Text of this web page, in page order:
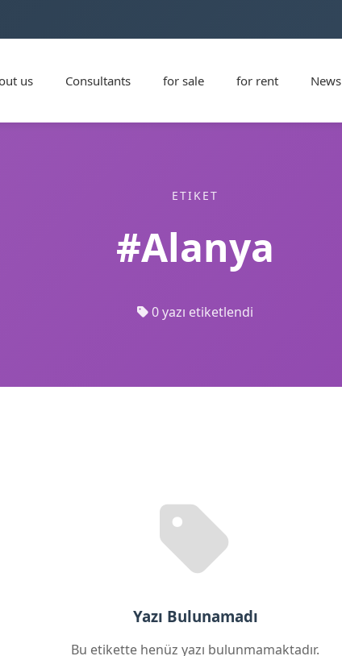
us Consultants for sale for rent News
ETIKET
#Alanya
0 yazı etiketlendi
Yazı Bulunamadı
Bu etikette henüz yazı bulunmamaktadır.